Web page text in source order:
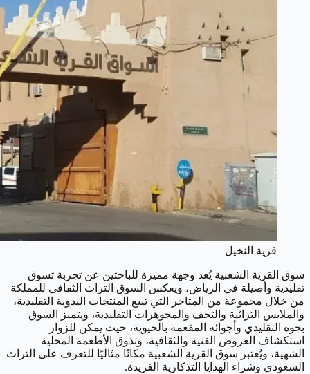
قرية النخيل
سوق القرية الشعبية يُعد وجهة مميزة للباحثين عن تجربة تسوق
تقليدية وأصيلة في الرياض، ويعكس السوق التراث الثقافي للمملكة
من خلال مجموعة من المتاجر التي تبيع المنتجات اليدوية التقليدية،
والملابس التراثية والتحف والمجوهرات التقليدية، ويتميز السوق
بجوه التقليدي وأجوائه المفعمة بالحيوية، حيث يمكن للزوار
استكشاف العروض الفنية والثقافية، وتذوق الأطعمة المحلية
الشهية، ويُعتبر سوق القرية الشعبية مكانًا مثاليًا للتعرف على التراث
السعودي وشراء الهدايا التذكارية الفريدة.